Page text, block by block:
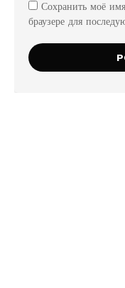
Сохранить моё
браузере для